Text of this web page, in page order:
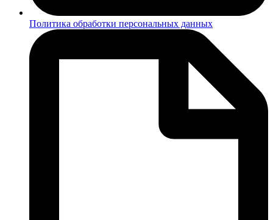
Политика обработки персональных данных